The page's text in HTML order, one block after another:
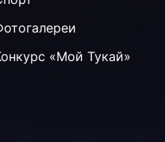
«Мой Тукай»